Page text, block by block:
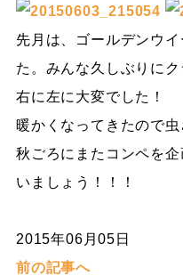
先月は、ゴールデンウ
た。みんな久しぶりに
右に左に大変でした！
暖かくなってきたので
秋ごろにまたコンペを
いましょう！！！
2015年06月05日
前の記事へ